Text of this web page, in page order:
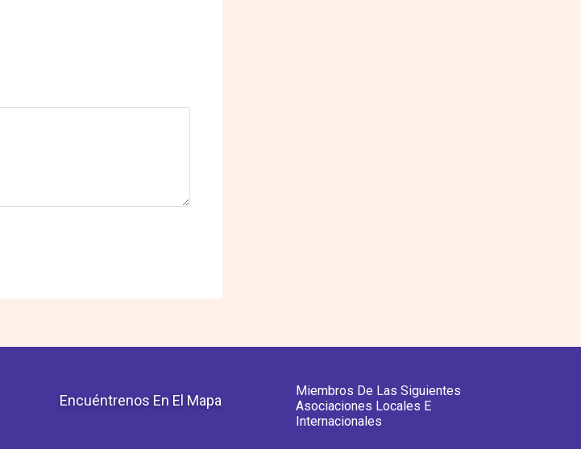
Encuéntrenos En El Mapa
Miembros De Las Siguientes
Asociaciones Locales E
Internacionales